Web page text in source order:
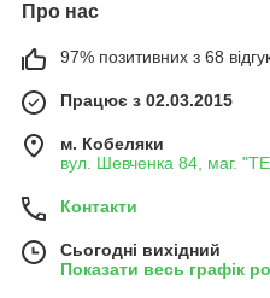
Про нас
97% позитивних з 68
Працює з 02.03.2015
м. Кобеляки
вул. Шевченка 84, маг.
Контакти
Сьогодні вихідний
Показати весь графік